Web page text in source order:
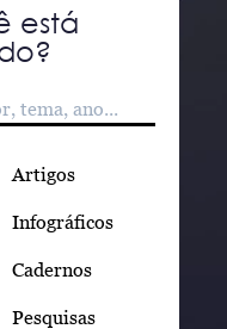
está
Artigos
Infográficos
Cadernos
Pesquisas